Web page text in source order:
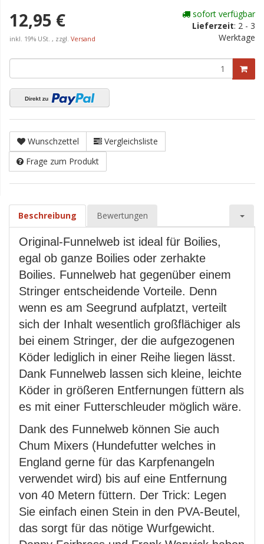
12,95 €
inkl. 19% USt. , zzgl. Versand
sofort verfügbar
Lieferzeit: 2 - 3
Werktage
Wunschzettel
Vergleichsliste
Frage zum Produkt
Beschreibung Bewertungen
Original-Funnelweb ist ideal für Boilies,
egal ob ganze Boilies oder zerhakte
Boilies. Funnelweb hat gegenüber einem
Stringer entscheidende Vorteile. Denn
wenn es am Seegrund aufplatzt, verteilt
sich der Inhalt wesentlich großflächiger als
bei einem Stringer, der die aufgezogenen
Köder lediglich in einer Reihe liegen lässt.
Dank Funnelweb lassen sich kleine, leichte
Köder in größeren Entfernungen füttern als
es mit einer Futterschleuder möglich wäre.
Dank des Funnelweb können Sie auch
Chum Mixers (Hundefutter welches in
England gerne für das Karpfenangeln
verwendet wird) bis auf eine Entfernung
von 40 Metern füttern. Der Trick: Legen
Sie einfach einen Stein in den PVA-Beutel,
das sorgt für das nötige Wurfgewicht.